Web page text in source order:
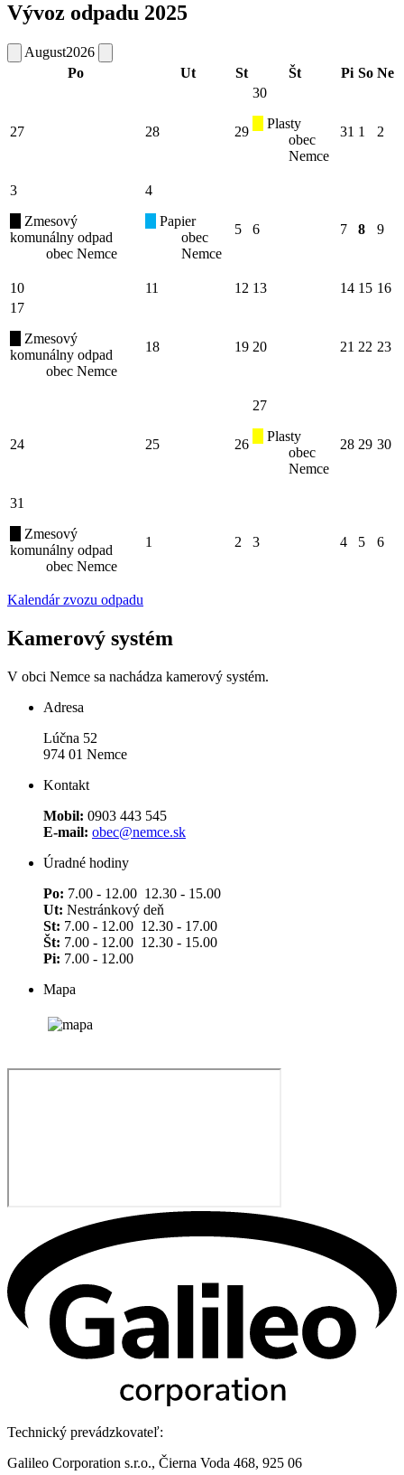
Vývoz odpadu 2025
August2026
Po
Ut St Št Pi So Ne
27 28 29
30
Plasty
obec
Nemce
31 1 2
3
Zmesový
komunálny odpad
obec Nemce
4
Papier
obec
Nemce
5 6 7 8 9
10 11 12 13 14 15 16
17
Zmesový
komunálny odpad
obec Nemce
18 19 20 21 22 23
24 25 26
27
Plasty
obec
Nemce
28 29 30
31
Zmesový
komunálny odpad
obec Nemce
1 2 3 4 5 6
Kalendár zvozu odpadu
Kamerový systém
V obci Nemce sa nachádza kamerový systém.
Adresa
Lúčna 52
974 01 Nemce
Kontakt
Mobil: 0903 443 545
E-mail: obec@nemce.sk
Úradné hodiny
Po: 7.00 - 12.00 12.30 - 15.00
Ut: Nestránkový deň
St: 7.00 - 12.00 12.30 - 17.00
Št: 7.00 - 12.00 12.30 - 15.00
Pi: 7.00 - 12.00
Mapa
Technický prevádzkovateľ:
Galileo Corporation s.r.o., Čierna Voda 468, 925 06